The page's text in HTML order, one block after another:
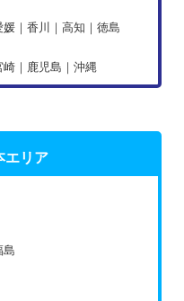
｜香川｜高知｜徳島
｜鹿児島｜沖縄
エリア
島